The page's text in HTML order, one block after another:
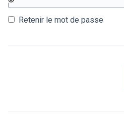
Retenir le mot de passe